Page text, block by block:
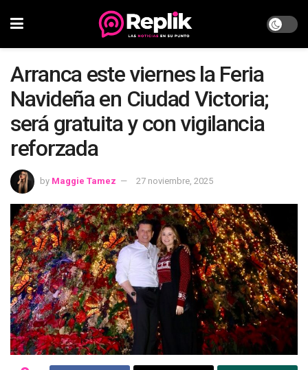
Arranca este viernes la Feria
Navideña en Ciudad Victoria;
será gratuita y con vigilancia
reforzada
by Maggie Tamez 27 noviembre, 2025